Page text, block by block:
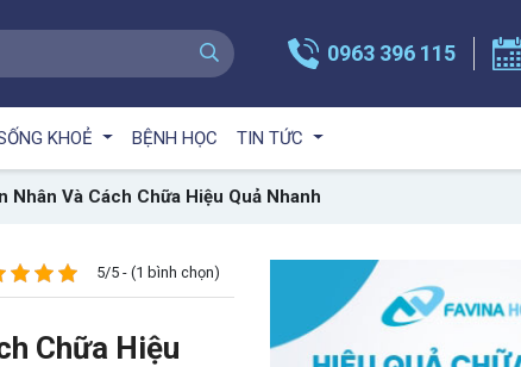
0963 396 115
KHOẺ BỆNH HỌC TIN TỨC
Nhân Và Cách Chữa Hiệu Quả Nhanh
5/5 - (1 bình chọn)
Chữa Hiệu